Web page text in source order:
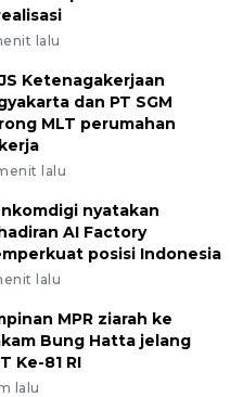
lalu
Ketenagakerjaan
dan PT SGM
MLT perumahan
lalu
nyatakan
AI Factory
posisi Indonesia
lalu
MPR ziarah ke
Bung Hatta jelang
Ke-81 RI
lalu